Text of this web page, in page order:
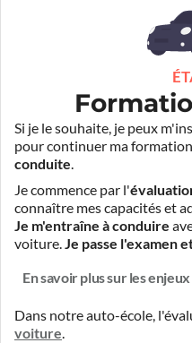
Si je le souhaite, je peux
pour continuer ma
conduite.
Je commence par l'
connaître mes capacités et
Je m'entraîne à conduire
voiture.Je passe l'examen
En savoir plus sur les
Dans notre auto-école,
voiture.